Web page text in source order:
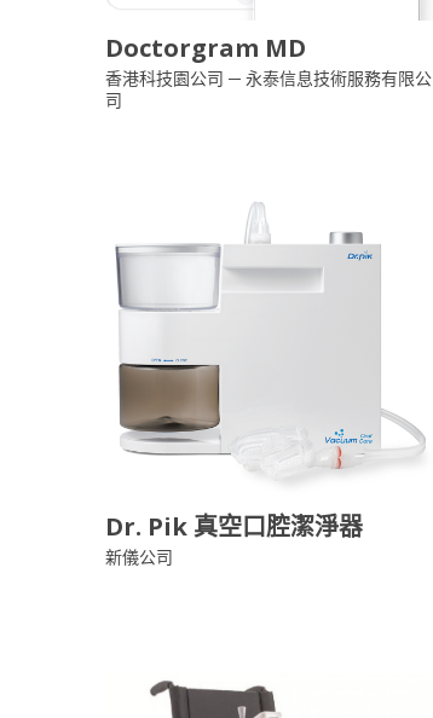
Doctorgram MD
香港科技園公司 ─ 永泰信息技術服務有限公
司
Dr. Pik 真空口腔潔淨器
新儀公司